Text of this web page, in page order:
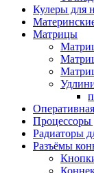
Кулеры для
Матрицы
Процессоры
Радиаторы
Разъёмы